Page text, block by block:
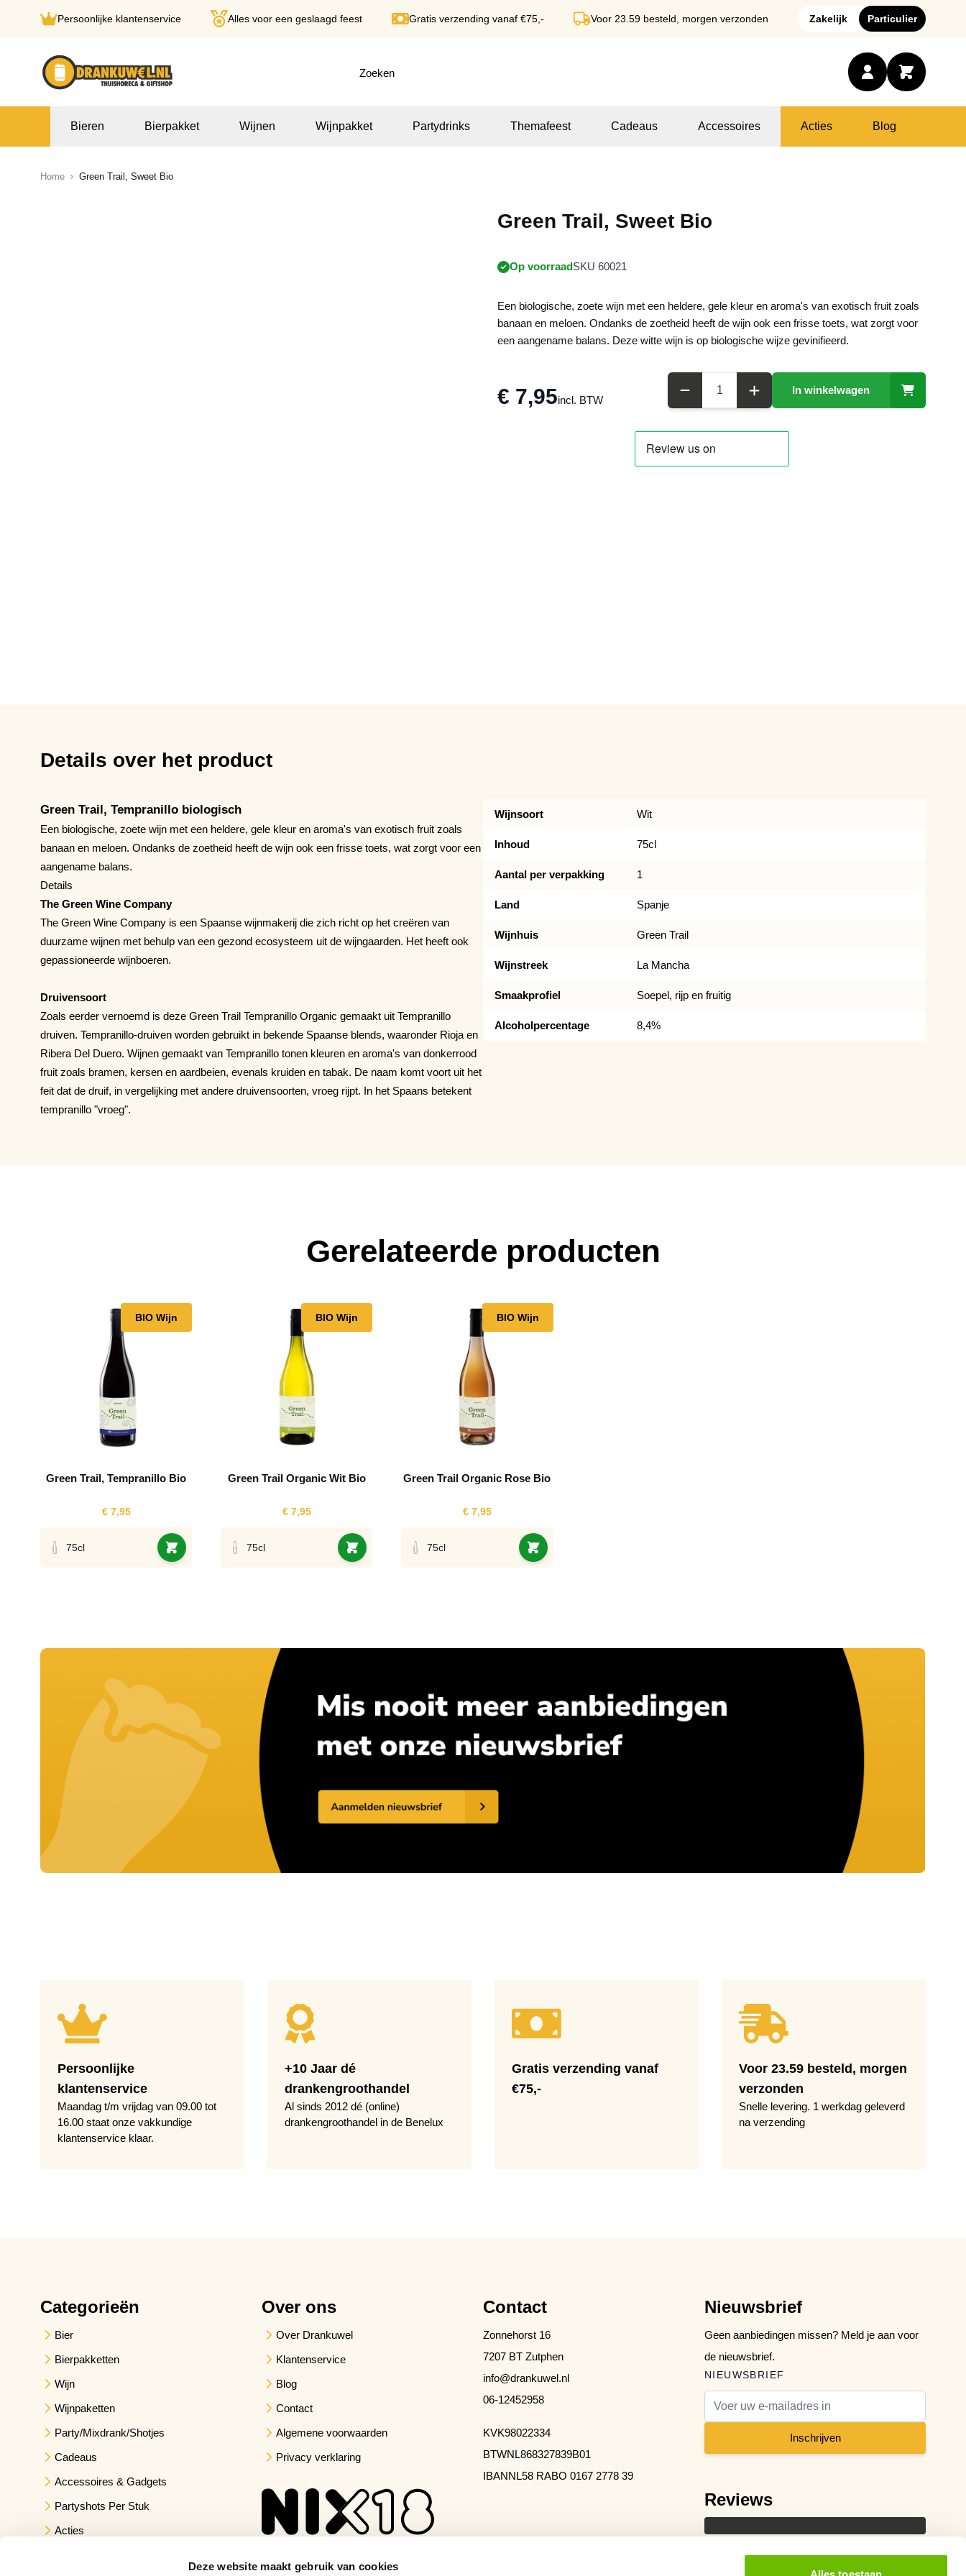
Deze website maakt gebruik van cookies
Persoonlijke klantenservice Alles voor een geslaagd feest Gratis verzending vanaf €75,- Voor 23.59 besteld, morgen verzonden Zakelijk Particulier
Bieren Bierpakket Wijnen Wijnpakket Partydrinks Themafeest Cadeaus Accessoires Acties Blog
Home Green Trail, Sweet Bio
Green Trail, Sweet Bio
Op voorraadSKU 60021
Een biologische, zoete wijn met een heldere, gele kleur en aroma's van exotisch fruit zoals
banaan en meloen. Ondanks de zoetheid heeft de wijn ook een frisse toets, wat zorgt voor
een aangename balans. Deze witte wijn is op biologische wijze gevinifieerd.
€ 7,95incl. BTW
In winkelwagen
Details over het product
Green Trail, Tempranillo biologisch
Een biologische, zoete wijn met een heldere, gele kleur en aroma's van exotisch fruit zoals
banaan en meloen. Ondanks de zoetheid heeft de wijn ook een frisse toets, wat zorgt voor een
aangename balans.
Details
The Green Wine Company
The Green Wine Company is een Spaanse wijnmakerij die zich richt op het creëren van
duurzame wijnen met behulp van een gezond ecosysteem uit de wijngaarden. Het heeft ook
gepassioneerde wijnboeren.
Druivensoort
Zoals eerder vernoemd is deze Green Trail Tempranillo Organic gemaakt uit Tempranillo
druiven. Tempranillo-druiven worden gebruikt in bekende Spaanse blends, waaronder Rioja en
Ribera Del Duero. Wijnen gemaakt van Tempranillo tonen kleuren en aroma's van donkerrood
fruit zoals bramen, kersen en aardbeien, evenals kruiden en tabak. De naam komt voort uit het
feit dat de druif, in vergelijking met andere druivensoorten, vroeg rijpt. In het Spaans betekent
tempranillo "vroeg".
Wijnsoort Wit
Inhoud 75cl
Aantal per verpakking 1
Land Spanje
Wijnhuis Green Trail
Wijnstreek La Mancha
Smaakprofiel Soepel, rijp en fruitig
Alcoholpercentage 8,4%
Gerelateerde producten
BIO Wijn
Green Trail, Tempranillo Bio
€ 7,95
75cl
BIO Wijn
Green Trail Organic Wit Bio
€ 7,95
75cl
BIO Wijn
Green Trail Organic Rose Bio
€ 7,95
75cl
Persoonlijke
klantenservice
Maandag t/m vrijdag van 09.00 tot
16.00 staat onze vakkundige
klantenservice klaar.
+10 Jaar dé
drankengroothandel
Al sinds 2012 dé (online)
drankengroothandel in de Benelux
Gratis verzending vanaf
€75,-
Voor 23.59 besteld, morgen
verzonden
Snelle levering. 1 werkdag geleverd
na verzending
Categorieën
Bier
Bierpakketten
Wijn
Wijnpaketten
Party/Mixdrank/Shotjes
Cadeaus
Accessoires & Gadgets
Partyshots Per Stuk
Acties
Over ons
Over Drankuwel
Klantenservice
Blog
Contact
Algemene voorwaarden
Privacy verklaring
Contact
Zonnehorst 16
7207 BT Zutphen
info@drankuwel.nl
06-12452958
KVK98022334
BTWNL868327839B01
IBANNL58 RABO 0167 2778 39
Nieuwsbrief
Geen aanbiedingen missen? Meld je aan voor
de nieuwsbrief.
NIEUWSBRIEF
E-mail adres
Inschrijven
Reviews